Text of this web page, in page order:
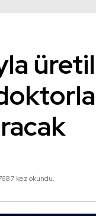
kez okundu.